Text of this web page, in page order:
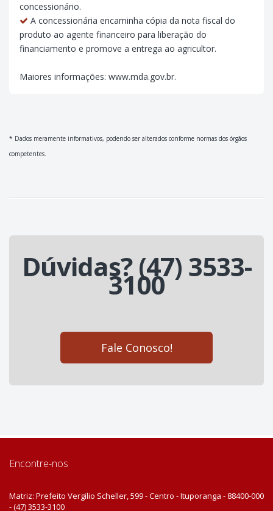
concessionário.
A concessionária encaminha cópia da nota fiscal do
produto ao agente financeiro para liberação do
financiamento e promove a entrega ao agricultor.
Maiores informações: www.mda.gov.br.
* Dados meramente informativos, podendo ser alterados conforme normas dos órgãos
competentes.
Dúvidas? (47) 3533-
3100
Fale Conosco!
Encontre-nos
Matriz: Prefeito Vergilio Scheller, 599 - Centro - Ituporanga - 88400-000
- (47) 3533-3100